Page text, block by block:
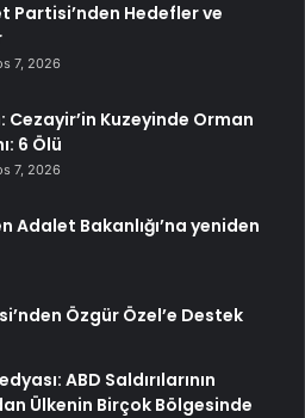
Partisi’nden Hedefler ve
7, 2026
Cezayir’in Kuzeyinde Orman
6 Ölü
7, 2026
Adalet Bakanlığı’na yeniden
Özgür Özel’e Destek
ABD Saldırılarının
Ülkenin Birçok Bölgesinde